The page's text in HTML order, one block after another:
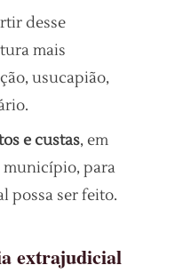
desse
mais
usucapião,
e custas, em
município, para
possa ser feito.
extrajudicial